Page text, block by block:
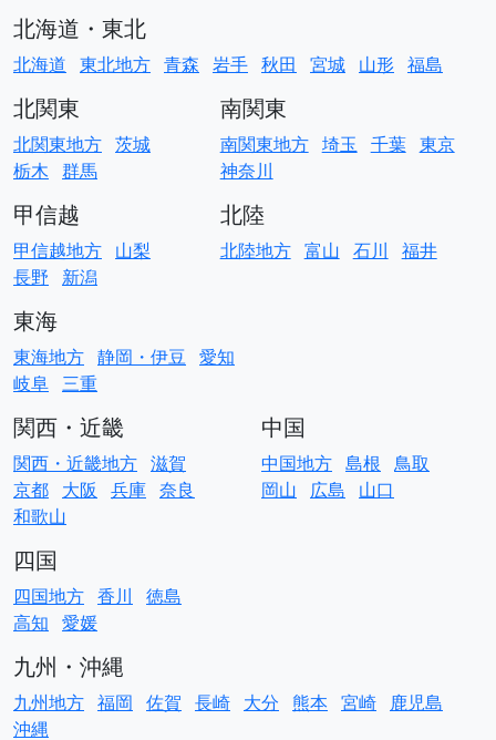
北海道・東北
北海道 東北地方 青森 岩手 秋田 宮城 山形 福島
北関東
北関東地方 茨城
栃木 群馬
南関東
南関東地方 埼玉 千葉 東京
神奈川
甲信越
甲信越地方 山梨
長野
新潟
北陸
北陸地方 富山 石川 福井
東海
東海地方 静岡・伊豆 愛知
岐阜 三重
関西・近畿
関西・近畿地方 滋賀
京都 大阪 兵庫 奈良
和歌山
中国
中国地方 島根 鳥取
岡山
広島 山口
四国
四国地方 香川
徳島
高知 愛媛
九州・沖縄
九州地方 福岡 佐賀 長崎 大分 熊本 宮崎
鹿児島
沖縄